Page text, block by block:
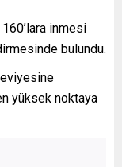
inmesi
bulundu.
yüksek noktaya